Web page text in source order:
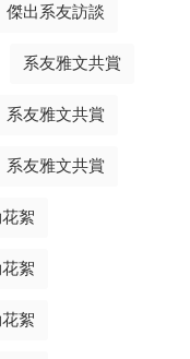
傑出系友訪談
系友雅文共賞
系友雅文共賞
系友雅文共賞
絮
絮
絮